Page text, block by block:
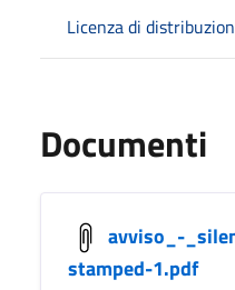
Licenza di
Documenti
avviso_-
stamped-1.pdf